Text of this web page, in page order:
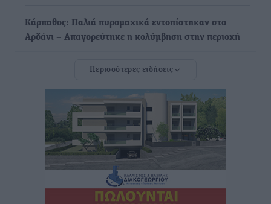
Κάρπαθος: Παλιά πυρομαχικά εντοπίστηκαν στο
Αρδάνι – Απαγορεύτηκε η κολύμβηση στην περιοχή
εφησυχασμού» – Σε πλήρη ετοιμότητα ο μηχανισμός
Ειδήσεις• πριν 8 ώρες
Καιρός: Επιμένουν οι υψηλές θερμοκρασίες – Ισχυρά
μελτέμια έως 9 μποφόρ, σε «Red Code» 6 περιοχές
πριν 9 ώρες
Περισσότερες ειδήσεις